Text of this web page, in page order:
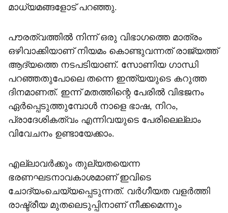
മാധ്യമങ്ങളോട് പറഞ്ഞു.
പൗരത്വത്തില്‍ നിന്ന് ഒരു വിഭാഗത്തെ മാത്രം
ഒഴിവാക്കിയാണ് നിയമം കൊണ്ടുവന്നത് രാജ്യത്ത്
ആദ്യത്തെ നടപടിയാണ്. സോണിയ ഗാന്ധി
പറഞ്ഞതുപോലെ തന്നെ ഇന്ത്യയുടെ കറുത്ത
ദിനമാണത്. ഇന്ന് മതത്തിന്റെ പേരില്‍ വിഭജനം
ഏര്‍പ്പെടുത്തുമ്പോള്‍ നാളെ ഭാഷ, നിറം,
പ്രാദേശികത്വം എന്നിവയുടെ പേരിലെല്ലാം
വിവേചനം ഉണ്ടായേക്കാം.
എല്ലാവര്‍ക്കും തുല്യതയെന്ന
ഭരണഘടനാവകാശമാണ് ഇവിടെ
ചോദ്യംചെയ്യപ്പെടുന്നത്. വര്‍ഗീയത വളര്‍ത്തി
രാഷ്ട്രീയ മുതലെടുപ്പിനാണ് നീക്കമെന്നും